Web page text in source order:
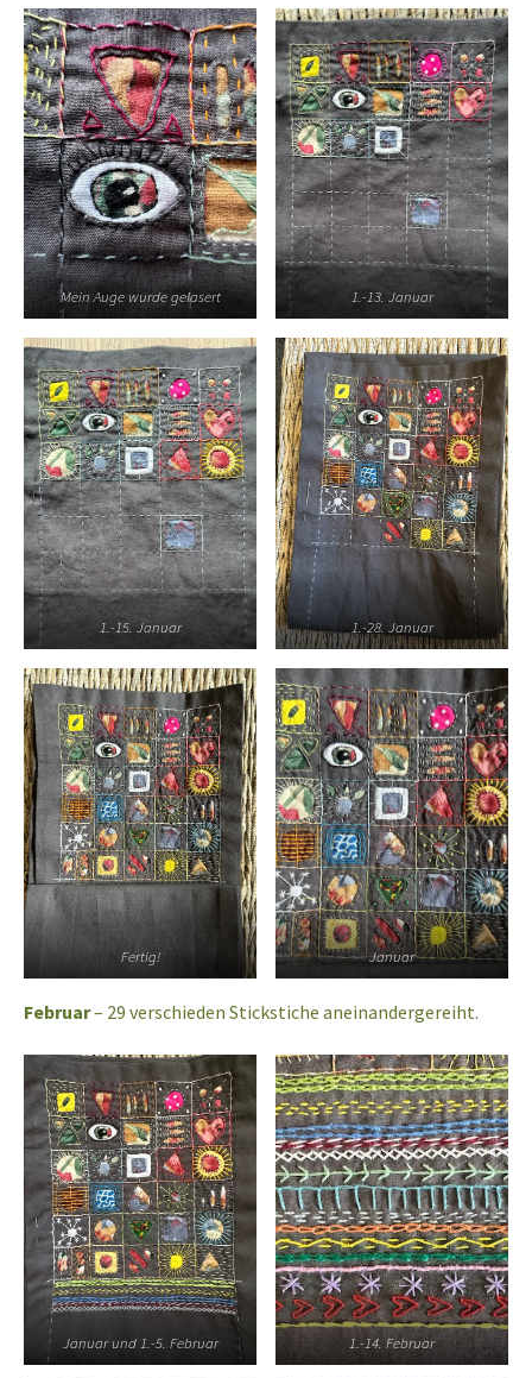
Mein Auge wurde gelasert 1.-13. Januar
1.-15. Januar 1.-28. Januar
Fertig! Januar
Februar– 29 verschieden Stickstiche aneinandergereiht.
Januar und 1.-5. Februar 1.-14. Februar